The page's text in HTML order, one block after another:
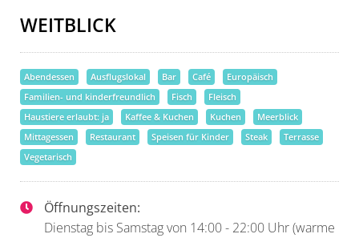
WEITBLICK
Abendessen Ausflugslokal Bar Café
Europäisch
Familien- und kinderfreundlich
Fisch
Fleisch
Haustiere erlaubt: ja
Kaffee & Kuchen Kuchen
Meerblick
Mittagessen
Restaurant Speisen für Kinder Steak
Terrasse
Vegetarisch
Öffnungszeiten:
Dienstag bis Samstag von 14:00 - 22:00 Uhr (warme